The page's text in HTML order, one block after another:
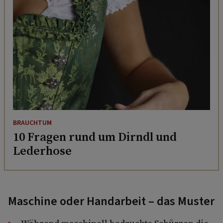
BRAUCHTUM
10 Fragen rund um Dirndl und
Lederhose
Maschine oder Handarbeit – das Muster